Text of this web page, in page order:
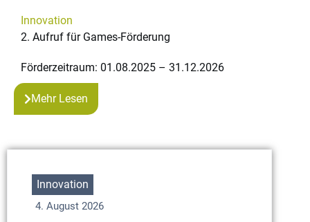
Innovation
2. Aufruf für Games-Förderung
Förderzeitraum: 01.08.2025 – 31.12.2026
Mehr Lesen
Innovation
4. August 2026